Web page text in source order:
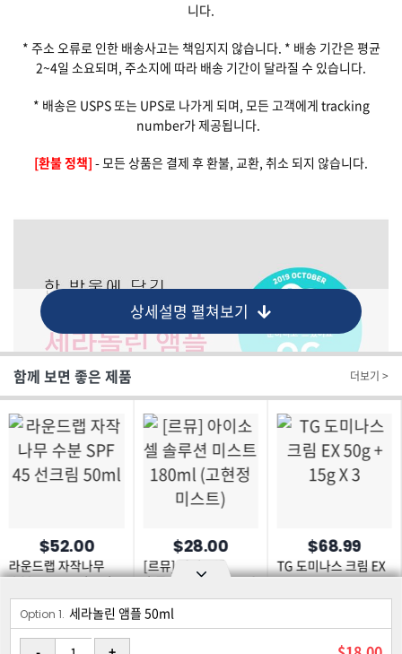
니다.
* 주소 오류로 인한 배송사고는 책임지지 않습니다. * 배송 기간은 평균
2~4일 소요되며, 주소지에 따라 배송 기간이 달라질 수 있습니다.
* 배송은 USPS 또는 UPS로 나가게 되며, 모든 고객에게 tracking
number가 제공됩니다.
[환불 정책] - 모든 상품은 결제 후 환불, 교환, 취소 되지 않습니다.
상세설명 펼쳐보기
함께 보면 좋은 제품 더보기 >
$52.00
라운드랩 자작나무
수분 SPF 45 선크림
50ml
$28.00
[르뮤] 아이소셀
솔루션 미스트 180ml
(고현정미스트)
$68.99
TG 도미나스 크림 EX
50g + 15g X 3
Option 1. 세라놀린 앰플 50ml
로그인